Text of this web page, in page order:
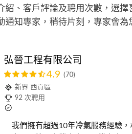
紹、客戶評論及聘用次數，選
通知專家，稍待片刻，專家會
弘晉工程有限公司
4.9 (70)
新界 西貢區
92 次聘用
我們擁有超過10年冷氣服務經驗，